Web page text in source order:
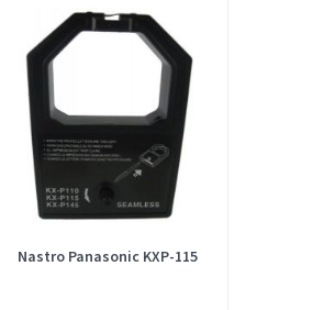
Nastro Panasonic KXP-115